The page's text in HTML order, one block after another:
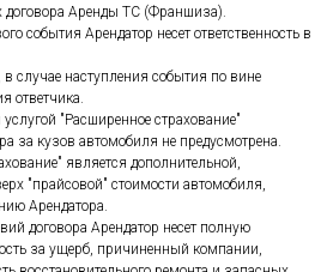
договора Аренды ТС (Франшиза).
события Арендатор несет ответственность в
случае наступления события по вине
ответчика.
"Расширенное страхование"
за кузов автомобиля не предусмотрена.
является дополнительной,
"прайсовой" стоимости автомобиля,
Арендатора.
договора Арендатор несет полную
за ущерб, причиненный компании,